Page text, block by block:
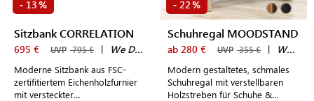
- 13 %
Sitzbank CORRELATION
695 € UVP 795 € | We Do Wood
Moderne Sitzbank aus FSC-
zertifitiertem Eichenholzfurnier
mit versteckter
- 22 %
Schuhregal MOODSTAND
ab 280 € UVP 355 € | We Do Wood
Modern gestaltetes, schmales
Schuhregal mit verstellbaren
Holzstreben für Schuhe &